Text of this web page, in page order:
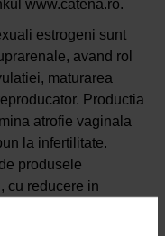
www.catena.ro.
estrogeni sunt
avand rol
maturarea
Productia
atrofie vaginala
la infertilitate.
produsele
cu reducere in